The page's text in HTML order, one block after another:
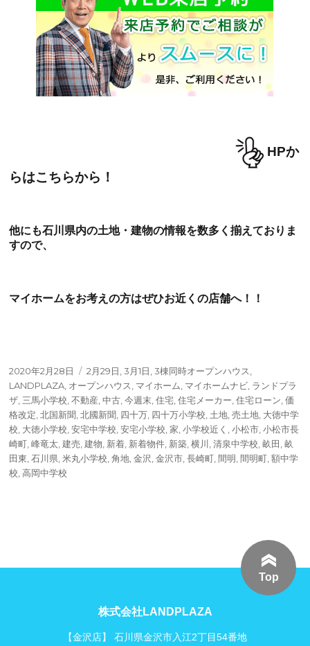
HPか
らはこちらから！
他にも石川県内の土地・建物の情報を数多く揃えておりま
すので、
マイホームをお考えの方はぜひお近くの店舗へ！！
投
稿
日:
2020年2月28日
タ
グ
2月29日,3月1日,3棟同時オープンハウス,
LANDPLAZA, オープンハウス, マイホーム, マイホームナビ, ランドプラ
ザ,三馬小学校,不動産,中古,今週末,住宅,住宅メーカー,住宅ローン,価
格改定,北国新聞,北國新聞, 四十万, 四十万小学校,土地,売土地, 大徳中学
校, 大徳小学校,安宅中学校,安宅小学校,家,小学校近く ,小松市,小松市長
崎町,峰竜太,建売,建物, 新着, 新着物件, 新築,横川,清泉中学校,畝田,畝
田東,石川県,米丸小学校,角地,金沢,金沢市,長崎町, 間明, 間明町,額中学
校,高岡中学校
Top
株式会社LANDPLAZA
【金沢店】 石川県金沢市入江2丁目54番地